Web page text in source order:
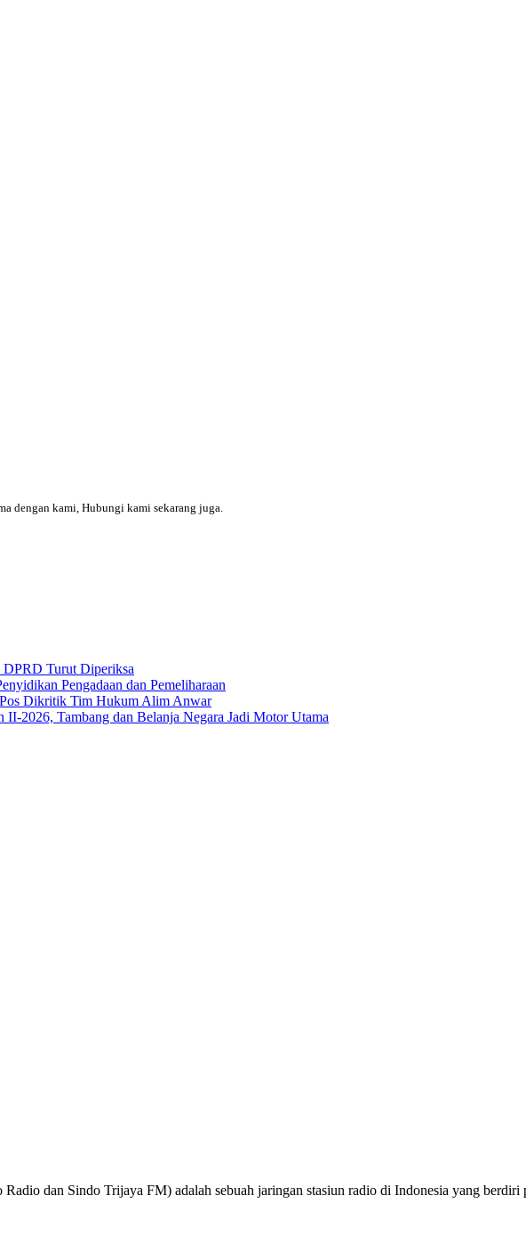
dengan kami, Hubungi kami sekarang juga.
DPRD Turut Diperiksa
Pengadaan dan Pemeliharaan
Dikritik Tim Hukum Alim Anwar
2026, Tambang dan Belanja Negara Jadi Motor Utama
dan Sindo Trijaya FM) adalah sebuah jaringan stasiun radio di Indonesia yang berdiri